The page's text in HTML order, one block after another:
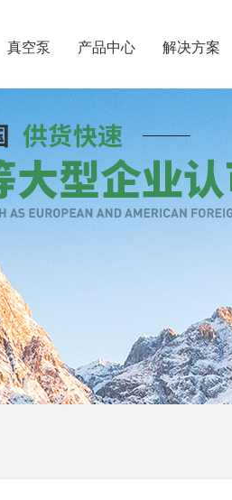
真空泵 产品中心 解决方案